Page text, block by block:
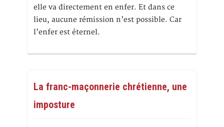
elle va directement en enfer. Et dans ce
lieu, aucune rémission n’est possible. Car
l’enfer est éternel.
La franc-maçonnerie chrétienne, une
imposture